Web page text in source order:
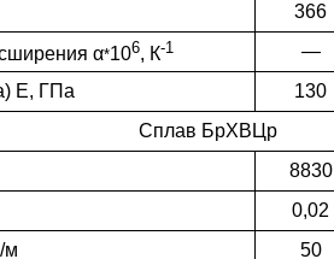
366
α*106, К-1 —
Е, ГПа 130
Сплав БрХВЦр
8830
0,02
м
50